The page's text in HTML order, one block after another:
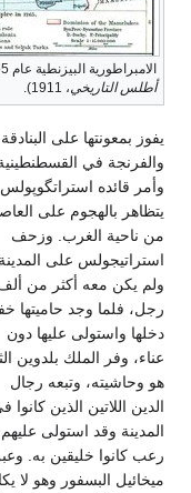
البيزنطية عام 1265 (وليام ر. شـِفرد،
التاريخي، 1911).
بمعونتها على البنادقة
في القسطنطينية؛
قائده استراتگوپولس أن
بالهجوم على العاصمة
الغرب. وزحف
على المدينة
يكن معه أكثر من ألف
فلما وجد حاميتها خفيفة
واستولى عليها دون
وفر الملك بلدوين الثاني
وتبعه رجال
اللاتين الذين كانوا في
وقد استولى عليهم
كانوا خليقين به. وعبر
البسفور وهو لا يكاد